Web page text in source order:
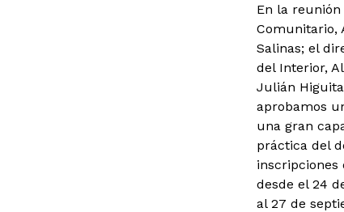
En la
Comunitario,
Salinas; el
del Interior,
Julián
aprobamos
una gran
práctica del
inscripciones
desde el 24
al 27 de